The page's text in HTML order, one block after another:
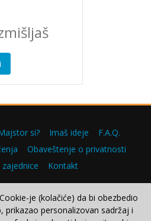
si? Imaš ideje
F.A.Q.
Obaveštenje o privatnosti
zajednice
Kontakt
© 2000–2026.
je (kolačiće) da bi obezbedio
prikazao personalizovan sadržaj i